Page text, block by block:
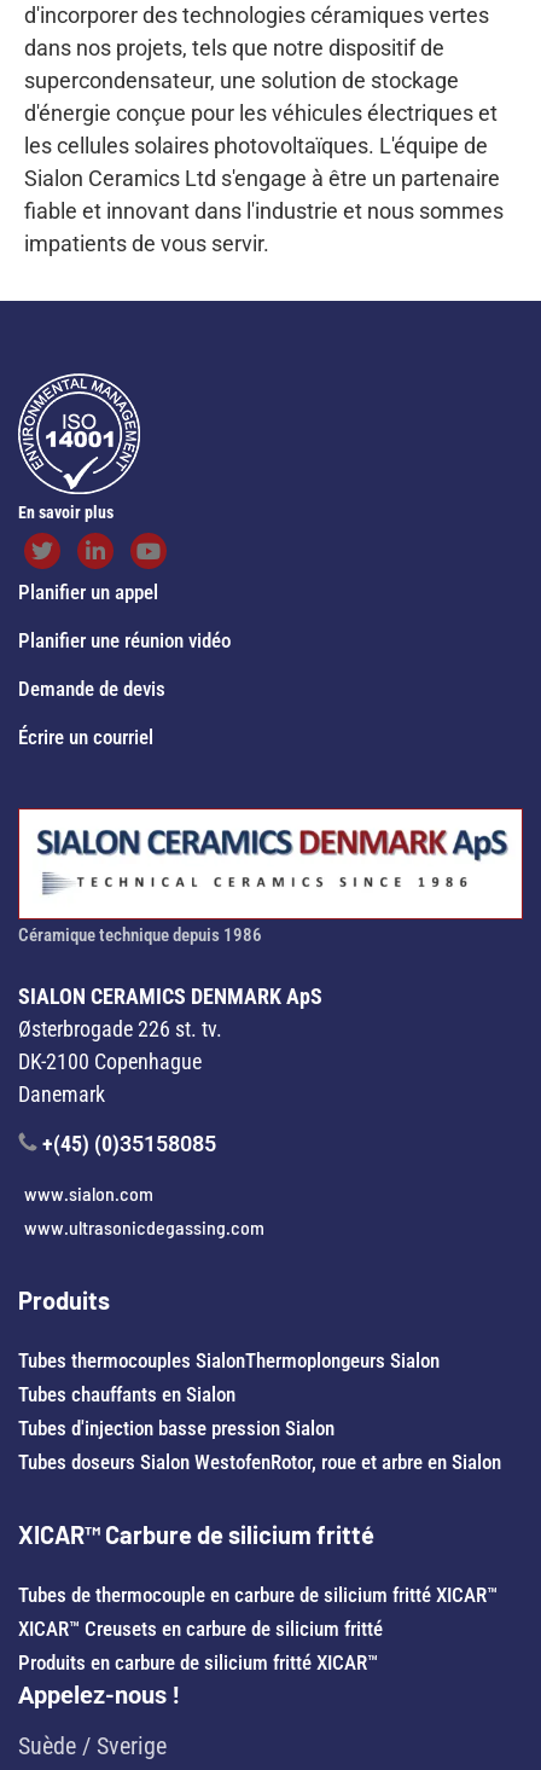
d'incorporer des technologies céramiques vertes
dans nos projets, tels que notre dispositif de
supercondensateur, une solution de stockage
d'énergie conçue pour les véhicules électriques et
les cellules solaires photovoltaïques. L'équipe de
Sialon Ceramics Ltd s'engage à être un partenaire
fiable et innovant dans l'industrie et nous sommes
impatients de vous servir.
En savoir plus
Planifier un appel
Planifier une réunion vidéo
Demande de devis
Écrire un courriel
Céramique technique depuis 1986
SIALON CERAMICS DENMARK ApS
Østerbrogade 226 st. tv.
DK-2100 Copenhague
Danemark
+(45) (0)35158085
www.sialon.com
www.ultrasonicdegassing.com
Produits
Tubes thermocouples SialonThermoplongeurs Sialon
Tubes chauffants en Sialon
Tubes d'injection basse pression Sialon
Tubes doseurs Sialon WestofenRotor, roue et arbre en Sialon
XICAR™ Carbure de silicium fritté
Tubes de thermocouple en carbure de silicium fritté XICAR™
XICAR™ Creusets en carbure de silicium fritté
Produits en carbure de silicium fritté XICAR™
Appelez-nous !
Suède / Sverige